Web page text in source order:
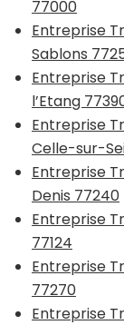
77000
Entreprise
Sablons
Entreprise
l’Etang
Entreprise
Celle-sur-
Entreprise
Denis 77240
Entreprise
77124
Entreprise
77270
Entreprise